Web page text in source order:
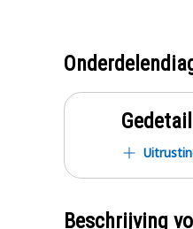
Beschrijving